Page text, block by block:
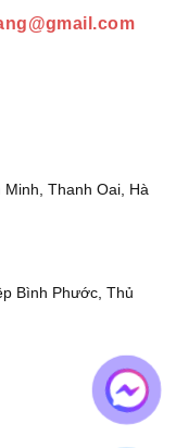
Thanh Oai, Hà
Bình Phước, Thủ